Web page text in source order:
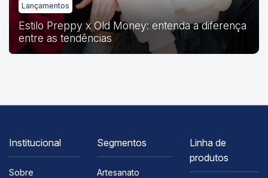
Lançamentos
Estilo Preppy x Old Money: entenda a diferença
entre as tendências
Institucional
Sobre
Segmentos
Artesanato
Linha de
produtos